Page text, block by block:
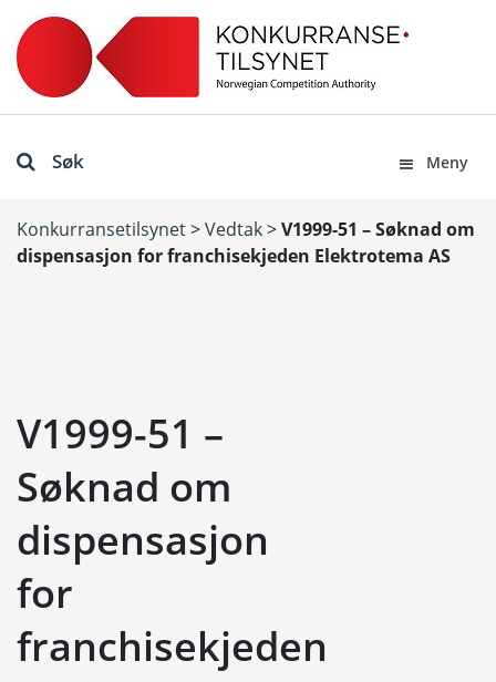
Søk Meny
Konkurransetilsynet>Vedtak>V1999-51 – Søknad om
dispensasjon for franchisekjeden Elektrotema AS
V1999-51 –
Søknad om
dispensasjon
for
franchisekjeden